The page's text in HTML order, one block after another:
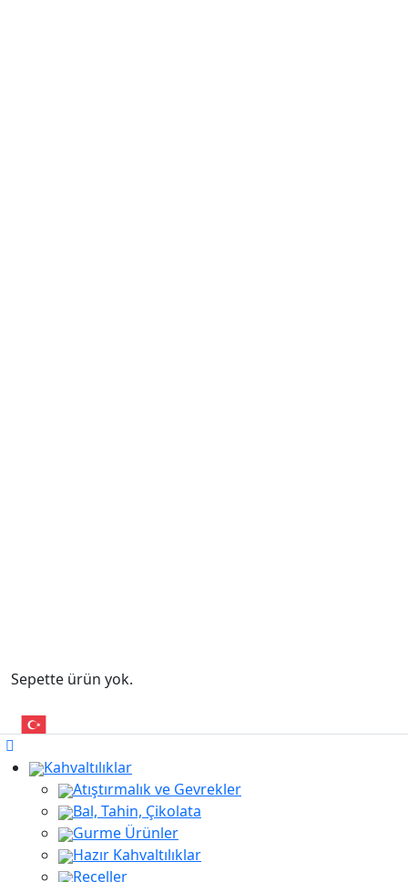
Sepette ürün yok.
Kahvaltılıklar
Atıştırmalık ve Gevrekler
Bal, Tahin, Çikolata
Gurme Ürünler
Hazır Kahvaltılıklar
Reçeller